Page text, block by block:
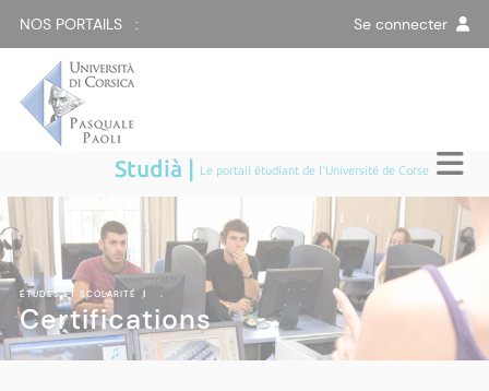
NOS PORTAILS : Se connecter
Studià | Le portail étudiant de l'Université de Corse
ÉTUDES ET SCOLARITÉ|
Certifications